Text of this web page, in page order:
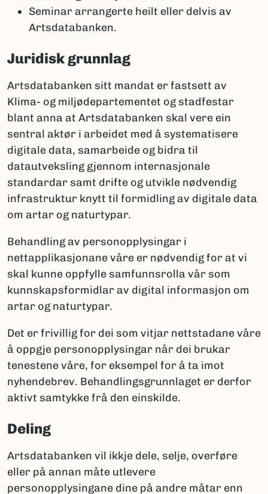
Seminar arrangerte heilt eller delvis av
Artsdatabanken.
Juridisk grunnlag
Artsdatabanken sitt mandat er fastsett av
Klima- og miljødepartementet og stadfestar
blant anna at Artsdatabanken skal vere ein
sentral aktør i arbeidet med å systematisere
digitale data, samarbeide og bidra til
datautveksling gjennom internasjonale
standardar samt drifte og utvikle nødvendig
infrastruktur knytt til formidling av digitale data
om artar og naturtypar.
Behandling av personopplysingar i
nettapplikasjonane våre er nødvendig for at vi
skal kunne oppfylle samfunnsrolla vår som
kunnskapsformidlar av digital informasjon om
artar og naturtypar.
Det er frivillig for dei som vitjar nettstadane våre
å oppgje personopplysingar når dei brukar
tenestene våre, for eksempel for å ta imot
nyhendebrev. Behandlingsgrunnlaget er derfor
aktivt samtykke frå den einskilde.
Deling
Artsdatabanken vil ikkje dele, selje, overføre
eller på annan måte utlevere
personopplysingane dine på andre måtar enn